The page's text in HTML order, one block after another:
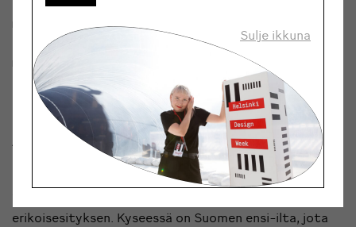
Korkeavuorenkatu 35
Aestetik-dokumenttifilmin erikoisesitys
New Visual Culture Foundation järjestää Adept
erikoisesityksen. Kyseessä on Suomen ensi-ilta, jota
Sulje ikkuna